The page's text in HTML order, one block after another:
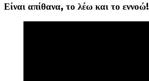
Είναι απίθανα, το λέω και το εννοώ!